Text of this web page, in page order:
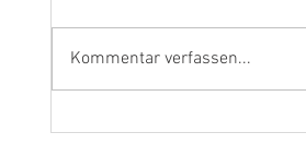
Kommentar verfassen...